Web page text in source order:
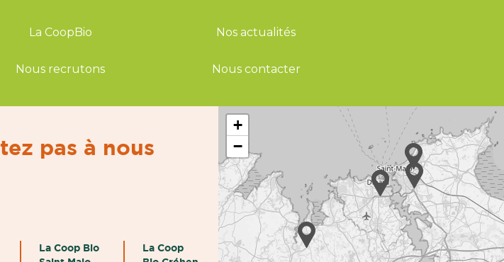
La CoopBio Nos actualités
Nous recrutons Nous contacter
pas à nous
La Coop Bio
La Coop
+
−